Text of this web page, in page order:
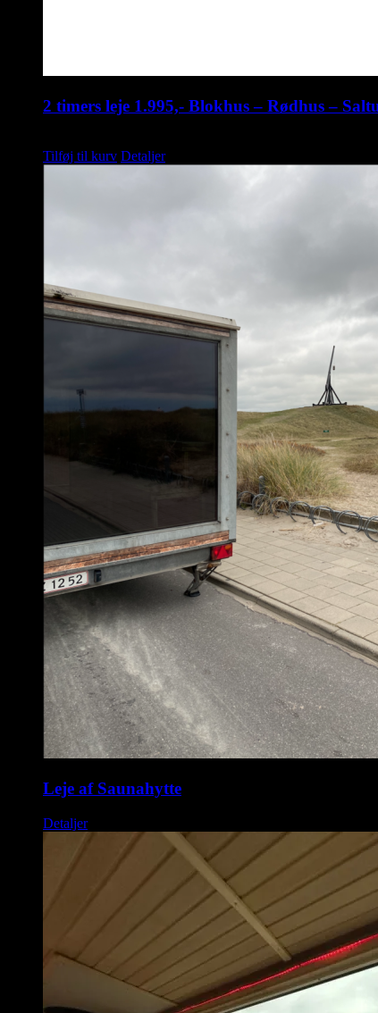
2 timers leje 1.995,- Blokhus – Rødhus –
Tilføj til kurv Detaljer
Leje af Saunahytte
Detaljer